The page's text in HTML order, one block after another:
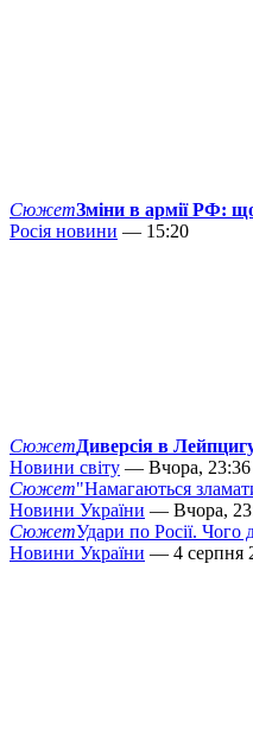
СюжетЗміни в армії РФ:
Росія новини — 15:20
СюжетДиверсія в
Новини світу — Вчора, 23:36
Сюжет"Намагаються
Новини України — Вчора,
СюжетУдари по Росії. Чого
Новини України — 4 серпня